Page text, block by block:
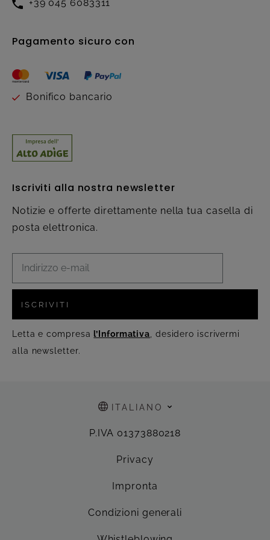
+39 045 6083311
Pagamento sicuro con
Bonifico bancario
Iscriviti alla nostra newsletter
Notizie e offerte direttamente nella tua casella di
posta elettronica.
ISCRIVITI
Letta e compresa l’Informativa , desidero iscrivermi
alla newsletter.
ITALIANO
P.IVA 01373880218
Privacy
Impronta
Condizioni generali